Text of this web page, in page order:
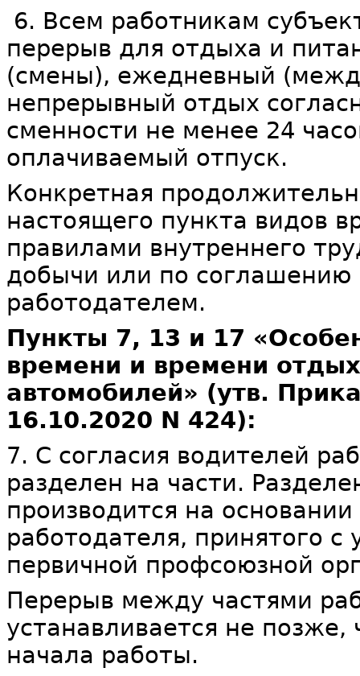
6. Всем работникам
перерыв для отдыха и
(смены), ежедневный
непрерывный отдых
сменности не менее 24
оплачиваемый отпуск.
Конкретная
настоящего пункта видов
правилами внутреннего
добычи или по
работодателем.
Пункты 7, 13 и 17
времени и времени
автомобилей» (утв.
16.10.2020 N 424):
7. С согласия водителей
разделен на части.
производится на
работодателя, принятого
первичной профсоюзной
Перерыв между частями
устанавливается не позже,
начала работы.